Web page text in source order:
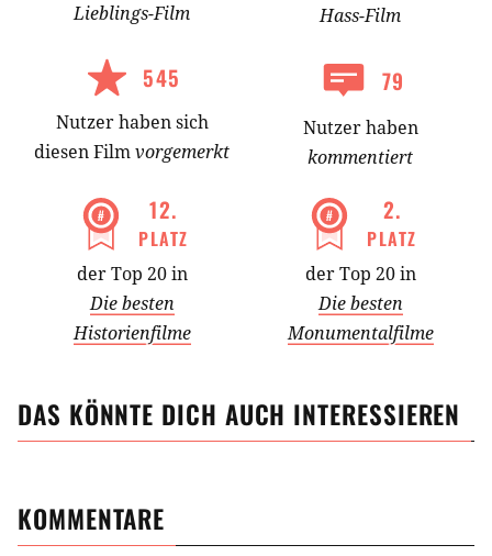
Lieblings-Film
Hass-Film
545
Nutzerhabensich
diesen Filmvorgemerkt
79
Nutzer haben
kommentiert
12.
PLATZ
der Top 20 in
Die besten
Historienfilme
2.
PLATZ
der Top 20 in
Die besten
Monumentalfilme
DAS KÖNNTE DICH AUCH INTERESSIEREN
KOMMENTARE